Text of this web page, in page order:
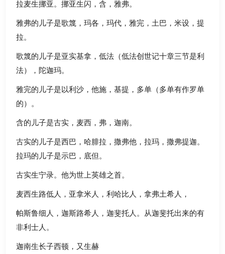
拉麦生挪亚。挪亚生闪，含，雅弗。
雅弗的儿子是歌篾，玛各，玛代，雅完，土巴，米设，提
拉。
歌篾的儿子是亚实基拿，低法（低法创世记十章三节是利
法），陀迦玛。
雅完的儿子是以利沙，他施，基提，多单（多单有作罗单
的）。
含的儿子是古实，麦西，弗，迦南。
古实的儿子是西巴，哈腓拉，撒弗他，拉玛，撒弗提迦。
拉玛的儿子是示巴，底但。
古实生宁录。他为世上英雄之首。
麦西生路低人，亚拿米人，利哈比人，拿弗土希人，
帕斯鲁细人，迦斯路希人，迦斐托人。从迦斐托出来的有
非利士人。
迦南生长子西顿，又生赫